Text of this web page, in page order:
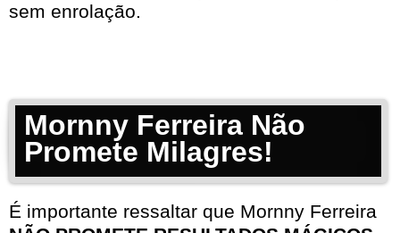
sem enrolação.
Mornny Ferreira Não
Promete Milagres!
É importante ressaltar que Mornny Ferreira